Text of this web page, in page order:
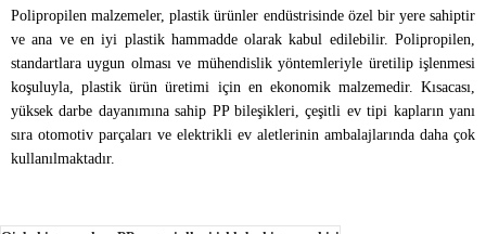
Polipropilen malzemeler, plastik ürünler endüstrisinde özel bir yere sahiptir
ve ana ve en iyi plastik hammadde olarak kabul edilebilir. Polipropilen,
standartlara uygun olması ve mühendislik yöntemleriyle üretilip işlenmesi
koşuluyla, plastik ürün üretimi için en ekonomik malzemedir. Kısacası,
yüksek darbe dayanımına sahip PP bileşikleri, çeşitli ev tipi kapların yanı
sıra otomotiv parçaları ve elektrikli ev aletlerinin ambalajlarında daha çok
kullanılmaktadır.